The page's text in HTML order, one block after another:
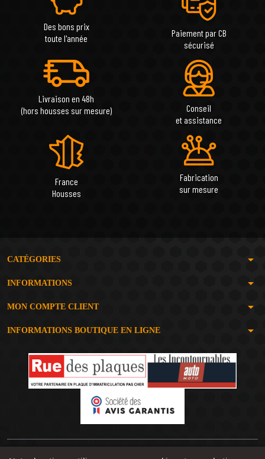
Des bons prix
toute l'année
Paiement par CB
sécurisé
Livraison en 48h
(hors housses sur mesure)
Conseil
et assistance
France
Housses
Fabrication
sur mesure
CATÉGORIES arrow_drop_down
INFORMATIONS arrow_drop_down
MON COMPTE CLIENT arrow_drop_down
INFORMATIONS BOUTIQUE EN LIGNE arrow_drop_down